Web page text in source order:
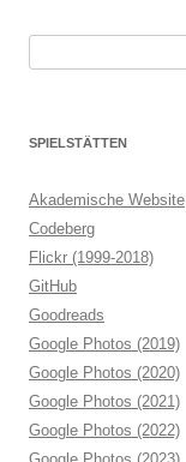
SPIELSTÄTTEN
Akademische Website
Codeberg
Flickr (1999-2018)
GitHub
Goodreads
Google Photos (2019)
Google Photos (2020)
Google Photos (2021)
Google Photos (2022)